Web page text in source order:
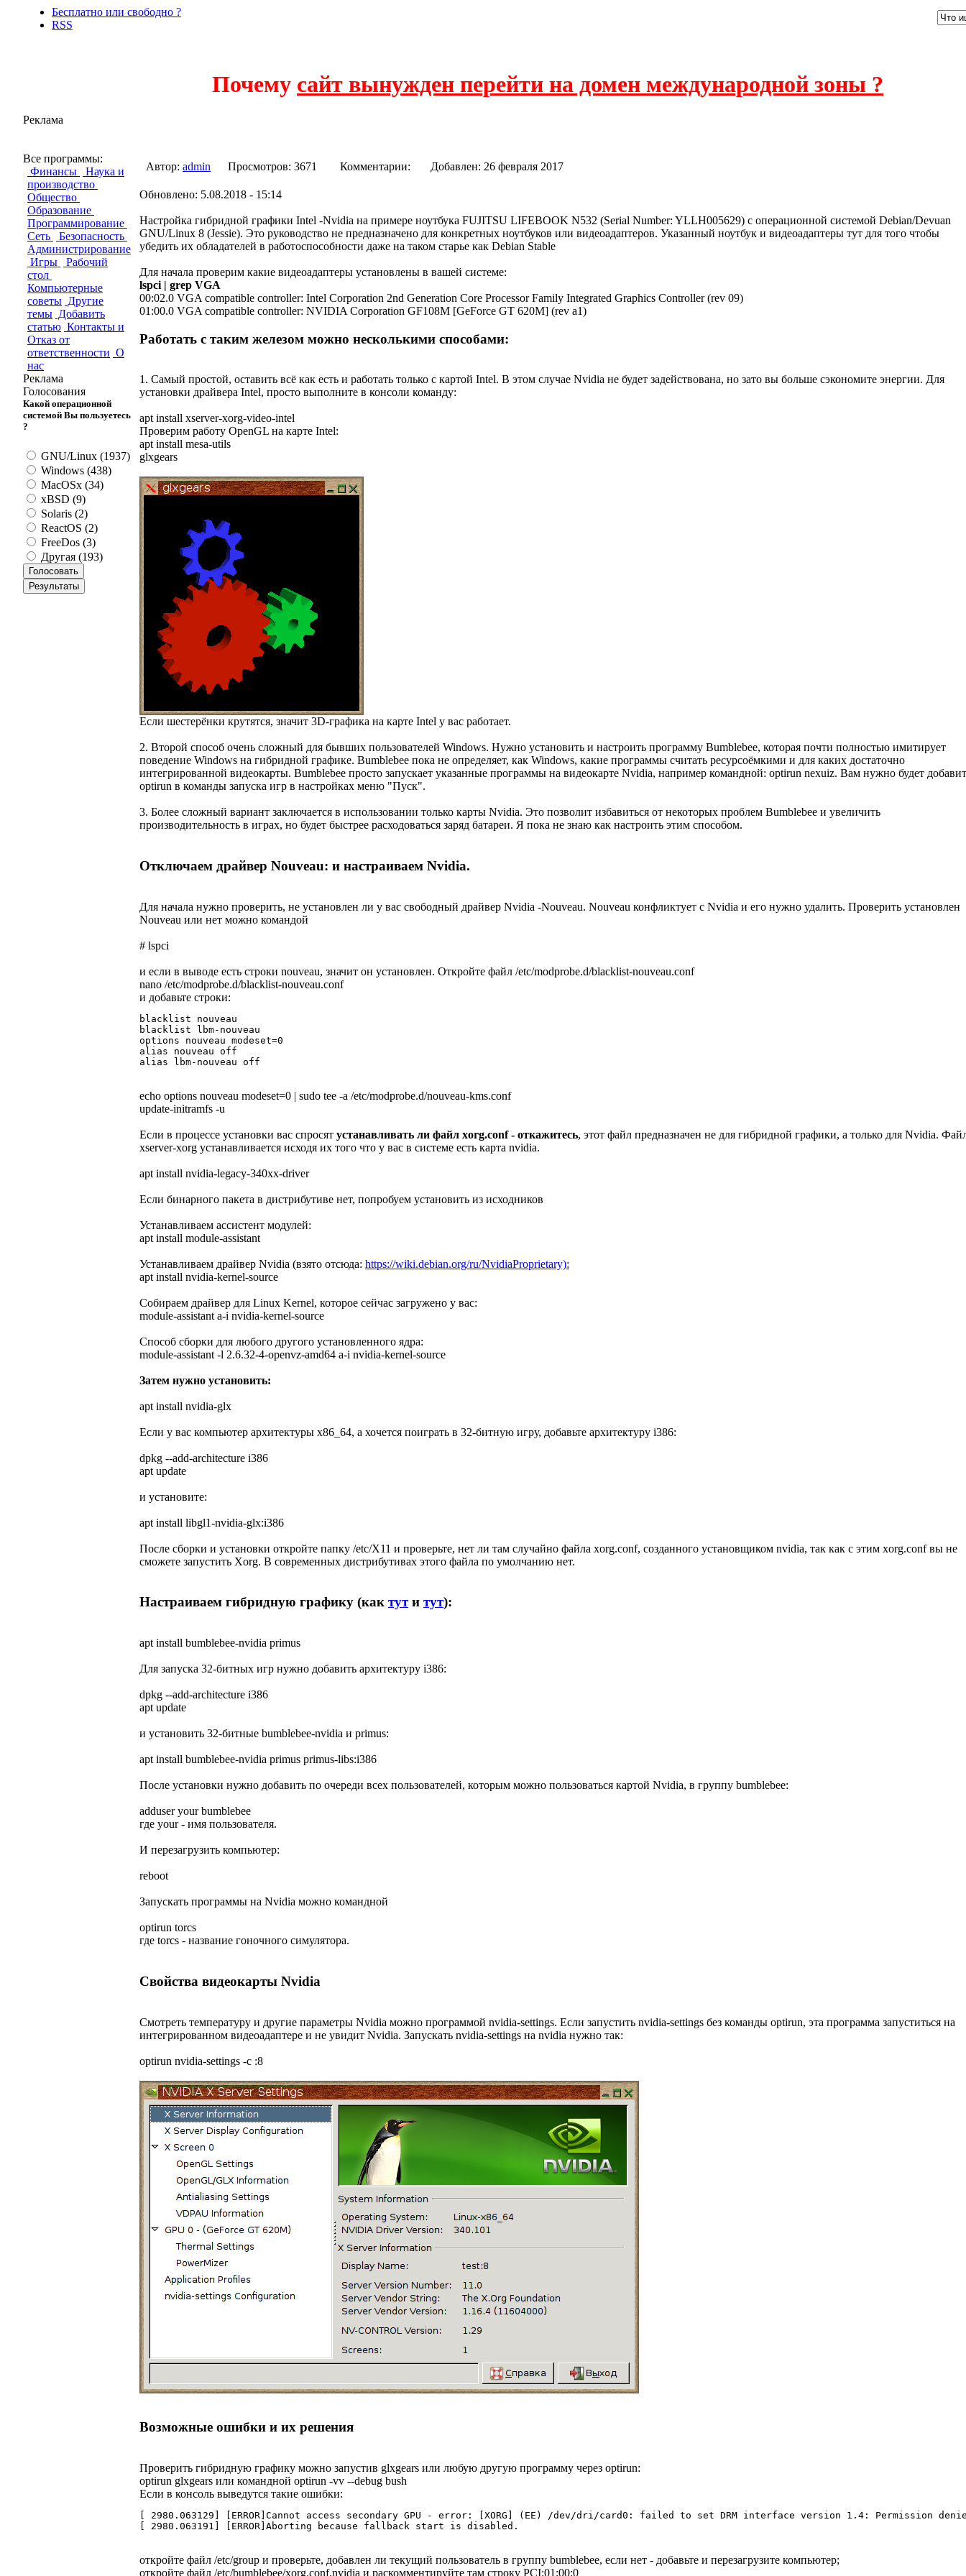
Бесплатно или свободно ?
RSS
Почему сайт вынужден перейти на домен международной зоны ?
Реклама
Все программы:
Финансы
Наука и
производство
Общество
Образование
Программирование
Сеть
Безопасность
Администрирование
Игры
Рабочий
стол
Компьютерные
советы Другие
темы Добавить
статью Контакты и
Отказ от
ответственности О
нас
Реклама
Голосования
Какой операционной
системой Вы пользуетесь
?
GNU/Linux (1937)
Windows (438)
MacOSx (34)
xBSD (9)
Solaris (2)
ReactOS (2)
FreeDos (3)
Другая (193)
Автор: admin Просмотров: 3671 Комментарии: Добавлен: 26 февраля 2017
Обновлено: 5.08.2018 - 15:14
Настройка гибридной графики Intel -Nvidia на примере ноутбука FUJITSU LIFEBOOK N532 (Serial Number: YLLH005629) с операционной системой Debian/Devuan
GNU/Linux 8 (Jessie). Это руководство не предназначено для конкретных ноутбуков или видеоадаптеров. Указанный ноутбук и видеоадаптеры тут для того чтобы
убедить их обладателей в работоспособности даже на таком старье как Debian Stable
Для начала проверим какие видеоадаптеры установлены в вашей системе:
lspci | grep VGA
00:02.0 VGA compatible controller: Intel Corporation 2nd Generation Core Processor Family Integrated Graphics Controller (rev 09)
01:00.0 VGA compatible controller: NVIDIA Corporation GF108M [GeForce GT 620M] (rev a1)
Работать с таким железом можно несколькими способами:
1. Самый простой, оставить всё как есть и работать только с картой Intel. В этом случае Nvidia не будет задействована, но зато вы больше сэкономите энергии. Для
установки драйвера Intel, просто выполните в консоли команду:
apt install xserver-xorg-video-intel
Проверим работу OpenGL на карте Intel:
apt install mesa-utils
glxgears
Если шестерёнки крутятся, значит 3D-графика на карте Intel у вас работает.
2. Второй способ очень сложный для бывших пользователей Windows. Нужно установить и настроить программу Bumblebee, которая почти полностью имитирует
поведение Windows на гибридной графике. Bumblebee пока не определяет, как Windows, какие программы считать ресурсоёмкими и для каких достаточно
интегрированной видеокарты. Bumblebee просто запускает указанные программы на видеокарте Nvidia, например командной: optirun nexuiz. Вам нужно будет
optirun в команды запуска игр в настройках меню "Пуск".
3. Более сложный вариант заключается в использовании только карты Nvidia. Это позволит избавиться от некоторых проблем Bumblebee и увеличить
производительность в играх, но будет быстрее расходоваться заряд батареи. Я пока не знаю как настроить этим способом.
Отключаем драйвер Nouveau: и настраиваем Nvidia.
Для начала нужно проверить, не установлен ли у вас свободный драйвер Nvidia -Nouveau. Nouveau конфликтует с Nvidia и его нужно удалить. Проверить установлен
Nouveau или нет можно командой
# lspci
и если в выводе есть строки nouveau, значит он установлен. Откройте файл /etc/modprobe.d/blacklist-nouveau.conf
nano /etc/modprobe.d/blacklist-nouveau.conf
и добавьте строки:
blacklist nouveau
blacklist lbm-nouveau
options nouveau modeset=0
alias nouveau off
alias lbm-nouveau off
echo options nouveau modeset=0 | sudo tee -a /etc/modprobe.d/nouveau-kms.conf
update-initramfs -u
Если в процессе установки вас спросят устанавливать ли файл xorg.conf - откажитесь, этот файл предназначен не для гибридной графики, а только для Nvidia.
xserver-xorg устанавливается исходя их того что у вас в системе есть карта nvidia.
apt install nvidia-legacy-340xx-driver
Если бинарного пакета в дистрибутиве нет, попробуем установить из исходников
Устанавливаем ассистент модулей:
apt install module-assistant
Устанавливаем драйвер Nvidia (взято отсюда: https://wiki.debian.org/ru/NvidiaProprietary):
apt install nvidia-kernel-source
Собираем драйвер для Linux Kernel, которое сейчас загружено у вас:
module-assistant a-i nvidia-kernel-source
Способ сборки для любого другого установленного ядра:
module-assistant -l 2.6.32-4-openvz-amd64 a-i nvidia-kernel-source
Затем нужно установить:
apt install nvidia-glx
Если у вас компьютер архитектуры x86_64, а хочется поиграть в 32-битную игру, добавьте архитектуру i386:
dpkg --add-architecture i386
apt update
и установите:
apt install libgl1-nvidia-glx:i386
После сборки и установки откройте папку /etc/X11 и проверьте, нет ли там случайно файла xorg.conf, созданного установщиком nvidia, так как с этим xorg.conf вы не
сможете запустить Xorg. В современных дистрибутивах этого файла по умолчанию нет.
Настраиваем гибридную графику (как тути тут):
apt install bumblebee-nvidia primus
Для запуска 32-битных игр нужно добавить архитектуру i386:
dpkg --add-architecture i386
apt update
и установить 32-битные bumblebee-nvidia и primus:
apt install bumblebee-nvidia primus primus-libs:i386
После установки нужно добавить по очереди всех пользователей, которым можно пользоваться картой Nvidia, в группу bumblebee:
adduser your bumblebee
где your - имя пользователя.
И перезагрузить компьютер:
reboot
Запускать программы на Nvidia можно командной
optirun torcs
где torcs - название гоночного симулятора.
Свойства видеокарты Nvidia
Смотреть температуру и другие параметры Nvidia можно программой nvidia-settings. Если запустить nvidia-settings без команды optirun, эта программа запуститься на
интегрированном видеоадаптере и не увидит Nvidia. Запускать nvidia-settings на nvidia нужно так:
optirun nvidia-settings -c :8
Возможные ошибки и их решения
Проверить гибридную графику можно запустив glxgears или любую другую программу через optirun:
optirun glxgears или командной optirun -vv --debug bush
Если в консоль выведутся такие ошибки:
[ 2980.063129] [ERROR]Cannot access secondary GPU - error: [XORG] (EE) /dev/dri/card0: failed to set DRM interface version 1.4: Permission
[ 2980.063191] [ERROR]Aborting because fallback start is disabled.
откройте файл /etc/group и проверьте, добавлен ли текущий пользователь в группу bumblebee, если нет - добавьте и перезагрузите компьютер;
откройте файл /etc/bumblebee/xorg.conf.nvidia и раскомментируйте там строку PCI:01:00:0